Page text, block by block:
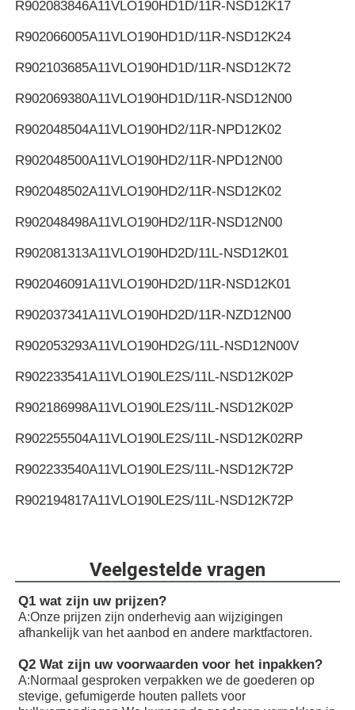
R902083846A11VLO190HD1D/11R-NSD12K17
R902066005A11VLO190HD1D/11R-NSD12K24
R902103685A11VLO190HD1D/11R-NSD12K72
R902069380A11VLO190HD1D/11R-NSD12N00
R902048504A11VLO190HD2/11R-NPD12K02
R902048500A11VLO190HD2/11R-NPD12N00
R902048502A11VLO190HD2/11R-NSD12K02
R902048498A11VLO190HD2/11R-NSD12N00
R902081313A11VLO190HD2D/11L-NSD12K01
R902046091A11VLO190HD2D/11R-NSD12K01
R902037341A11VLO190HD2D/11R-NZD12N00
R902053293A11VLO190HD2G/11L-NSD12N00V
R902233541A11VLO190LE2S/11L-NSD12K02P
R902186998A11VLO190LE2S/11L-NSD12K02P
R902255504A11VLO190LE2S/11L-NSD12K02RP
R902233540A11VLO190LE2S/11L-NSD12K72P
R902194817A11VLO190LE2S/11L-NSD12K72P
A11VLO190LE2S/11L-NTD12K02P
R902233884 A11VLO190LE2S/11L-NZD12K02H
R902106321A11VLO190LE2S/11L-NZD12K02H
R902220946A11VLO190LE2S/11L-NZD12K02P
Veelgestelde vragen
Q1 wat zijn uw prijzen?
A:Onze prijzen zijn onderhevig aan wijzigingen
afhankelijk van het aanbod en andere marktfactoren.
Q2 Wat zijn uw voorwaarden voor het inpakken?
A:Normaal gesproken verpakken we de goederen op
stevige, gefumigerde houten pallets voor